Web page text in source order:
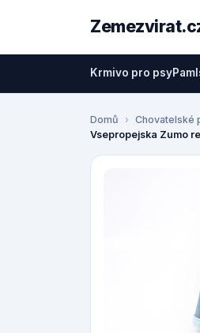
Krmivo pro psy
Domů Chovatelské
Vsepropejska Zumo